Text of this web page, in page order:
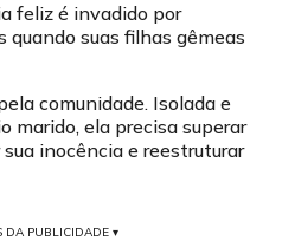
feliz é invadido por
suas filhas gêmeas
comunidade. Isolada e
marido, ela precisa superar
inocência e reestruturar
DA PUBLICIDADE ▾